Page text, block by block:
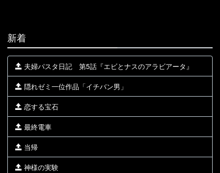
新着
夫婦パスタ日記 第5話『エビとナスのアラビアータ』
隠れゼミ一位作品「イチバン男」
恋する宝石
最終電車
当帰
神様の実験